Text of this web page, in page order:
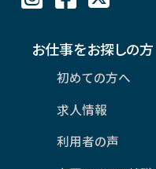
お仕事をお探しの方
初めての方へ
求人情報
利用者の声